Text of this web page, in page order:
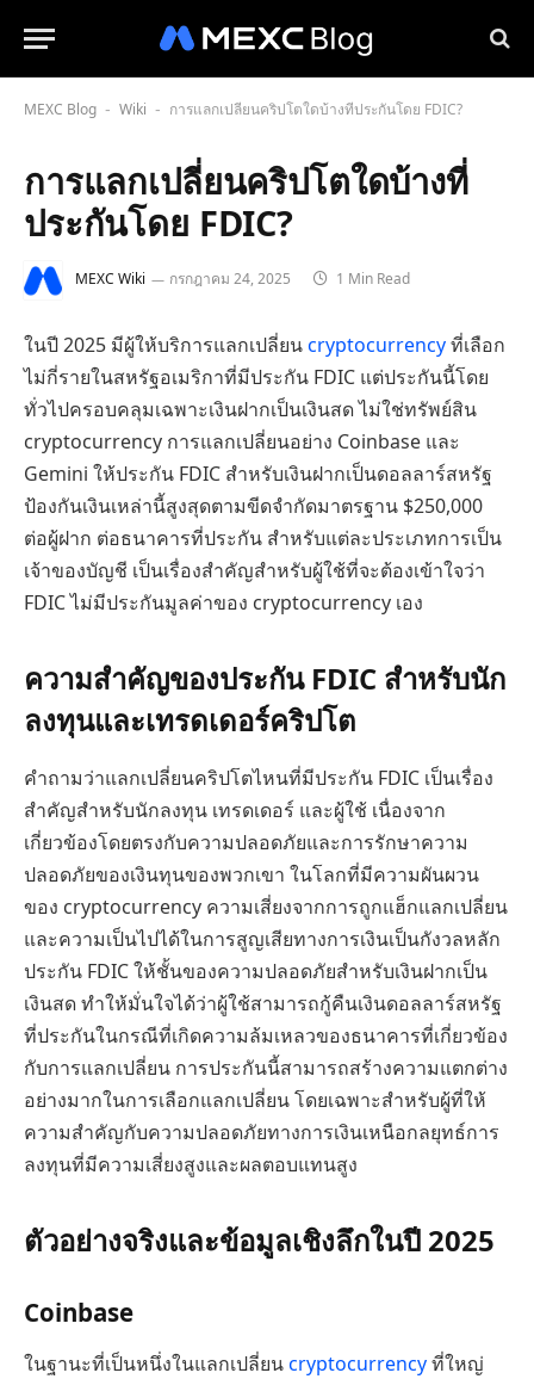
MEXC Blog - Wiki - การแลกเปลี่ยนคริปโตใดบ้างที่ประกันโดย FDIC?
การแลกเปลี่ยนคริปโตใดบ้างที่
ประกันโดย FDIC?
MEXC Wiki กรกฎาคม 24, 2025 1 Min Read
ในปี 2025 มีผู้ให้บริการแลกเปลี่ยนcryptocurrencyที่เลือก
ไม่กี่รายในสหรัฐอเมริกาที่มีประกัน FDIC แต่ประกันนี้โดย
ทั่วไปครอบคลุมเฉพาะเงินฝากเป็นเงินสด ไม่ใช่ทรัพย์สิน
cryptocurrency การแลกเปลี่ยนอย่าง Coinbase และ
Gemini ให้ประกัน FDIC สำหรับเงินฝากเป็นดอลลาร์สหรัฐ
ป้องกันเงินเหล่านี้สูงสุดตามขีดจำกัดมาตรฐาน $250,000
ต่อผู้ฝาก ต่อธนาคารที่ประกัน สำหรับแต่ละประเภทการเป็น
เจ้าของบัญชี เป็นเรื่องสำคัญสำหรับผู้ใช้ที่จะต้องเข้าใจว่า
FDIC ไม่มีประกันมูลค่าของ cryptocurrency เอง
ความสำคัญของประกัน FDIC สำหรับนัก
ลงทุนและเทรดเดอร์คริปโต
คำถามว่าแลกเปลี่ยนคริปโตไหนที่มีประกัน FDIC เป็นเรื่อง
สำคัญสำหรับนักลงทุน เทรดเดอร์ และผู้ใช้ เนื่องจาก
เกี่ยวข้องโดยตรงกับความปลอดภัยและการรักษาความ
ปลอดภัยของเงินทุนของพวกเขา ในโลกที่มีความผันผวน
ของ cryptocurrency ความเสี่ยงจากการถูกแฮ็กแลกเปลี่ยน
และความเป็นไปได้ในการสูญเสียทางการเงินเป็นกังวลหลัก
ประกัน FDIC ให้ชั้นของความปลอดภัยสำหรับเงินฝากเป็น
เงินสด ทำให้มั่นใจได้ว่าผู้ใช้สามารถกู้คืนเงินดอลลาร์สหรัฐ
ที่ประกันในกรณีที่เกิดความล้มเหลวของธนาคารที่เกี่ยวข้อง
กับการแลกเปลี่ยน การประกันนี้สามารถสร้างความแตกต่าง
อย่างมากในการเลือกแลกเปลี่ยน โดยเฉพาะสำหรับผู้ที่ให้
ความสำคัญกับความปลอดภัยทางการเงินเหนือกลยุทธ์การ
ลงทุนที่มีความเสี่ยงสูงและผลตอบแทนสูง
ตัวอย่างจริงและข้อมูลเชิงลึกในปี 2025
Coinbase
ในฐานะที่เป็นหนึ่งในแลกเปลี่ยนcryptocurrencyที่ใหญ่